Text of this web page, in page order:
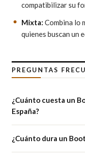
compatibilizar su
Mixta: Combina lo
quienes buscan un
PREGUNTAS
¿Cuánto cuesta un
España?
¿Cuánto dura un